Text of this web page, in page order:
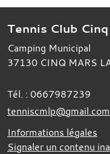
Tennis Club
Camping Municipal
37130 CINQ MARS
Tél. : 0667987239
tenniscmlp@gmail.com
Informations légales
Signaler un contenu